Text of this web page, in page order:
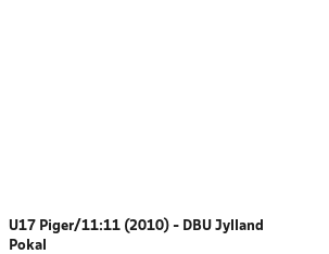
U17 Piger/11:11 (2010) - DBU Jylland
Pokal